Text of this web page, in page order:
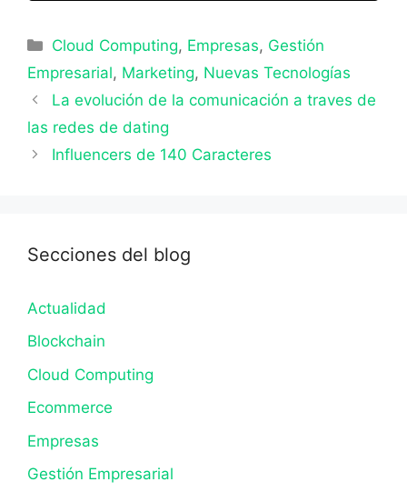
Categorías
Cloud Computing, Empresas, Gestión
Empresarial, Marketing, Nuevas Tecnologías
La evolución de la comunicación a traves de
las redes de dating
Influencers de 140 Caracteres
Secciones del blog
Actualidad
Blockchain
Cloud Computing
Ecommerce
Empresas
Gestión Empresarial